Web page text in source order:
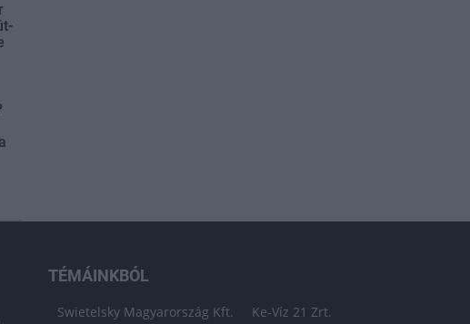
TÉMÁINKBÓL
Swietelsky Magyarország Kft. Ke-Víz 21 Zrt.